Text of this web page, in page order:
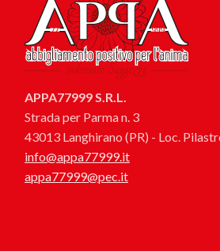
APPA77999 S.R.L.
Strada per Parma n. 3
43013 Langhirano (PR) - Loc.
info@appa77999.it
appa77999@pec.it